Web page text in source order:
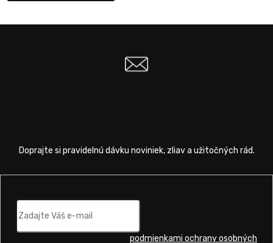
podmienkami ochrany osobných